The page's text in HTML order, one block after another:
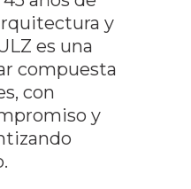
y
es una
compuesta
con
y